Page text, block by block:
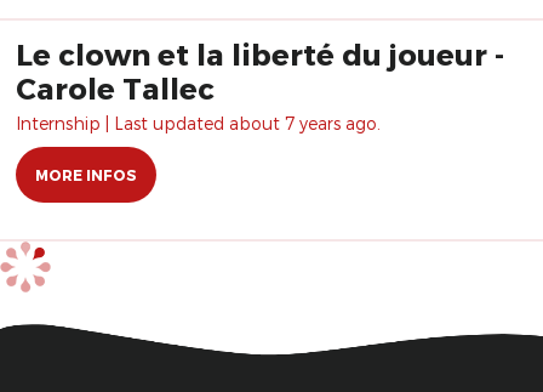
Le clown et la liberté du joueur -
Carole Tallec
Internship | Last updated about 7 years ago.
MORE INFOS